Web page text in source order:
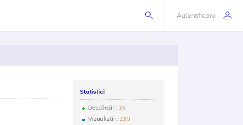
Autentificare
Statistici
Descărcări: 15
Vizualizări: 230